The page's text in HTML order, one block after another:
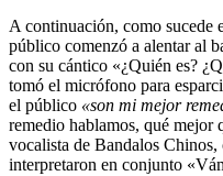
A continuación, como sucede
público comenzó a alentar al
con su cántico «¿Quién es?
tomó el micrófono para
el público «son mi mejor
remedio hablamos, qué mejor
vocalista de Bandalos Chinos,
interpretaron en conjunto